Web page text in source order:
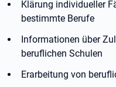
Klärung individueller
bestimmte Berufe
Informationen über
beruflichen Schulen
Erarbeitung von